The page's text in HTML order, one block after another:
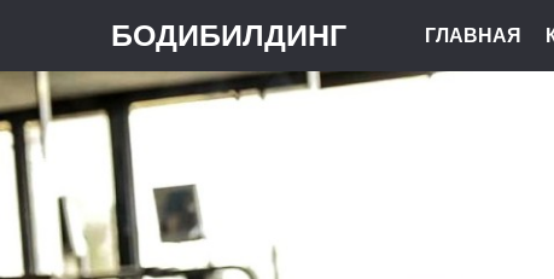
БОДИБИЛДИНГ ГЛАВНАЯ